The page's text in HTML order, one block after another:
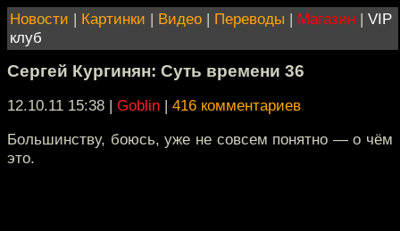
Новости | Картинки | Видео | Переводы | Магазин | VIP
клуб
Сергей Кургинян: Суть времени 36
12.10.11 15:38 | Goblin | 416 комментариев
Большинству, боюсь, уже не совсем понятно — о чём
это.